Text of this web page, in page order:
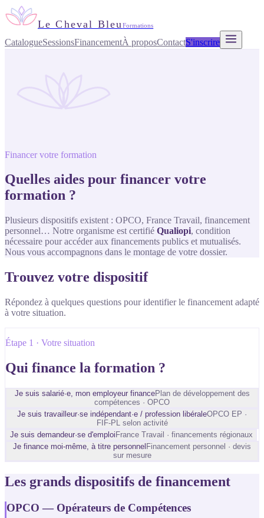
Le Cheval BleuFormations
CatalogueSessionsFinancementÀ proposContactS'inscrire
Financer votre formation
Quelles aides pour financer votre
formation ?
Plusieurs dispositifs existent : OPCO, France Travail, financement
personnel… Notre organisme est certifié Qualiopi, condition
nécessaire pour accéder aux financements publics et mutualisés.
Nous vous accompagnons dans le montage de votre dossier.
Trouvez votre dispositif
Répondez à quelques questions pour identifier le financement adapté
à votre situation.
Étape 1 · Votre situation
Qui finance la formation ?
Je suis salarié·e, mon employeur financePlan de développement des
compétences · OPCO
Je suis travailleur·se indépendant·e / profession libéraleOPCO EP ·
FIF-PL selon activité
Je suis demandeur·se d'emploi France Travail · financements régionaux
Je finance moi-même, à titre personnel Financement personnel · devis
sur mesure
Les grands dispositifs de financement
OPCO — Opérateurs de Compétences